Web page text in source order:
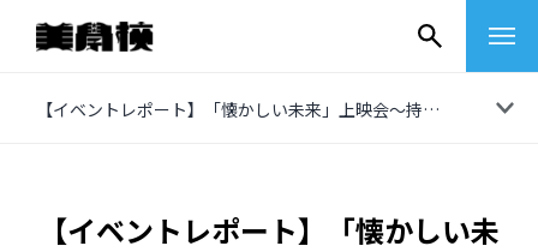
【イベントレポート】「懐かしい未来」上映会～持続可能で豊かな社会はスローライフから～
【イベントレポート】「懐かしい未